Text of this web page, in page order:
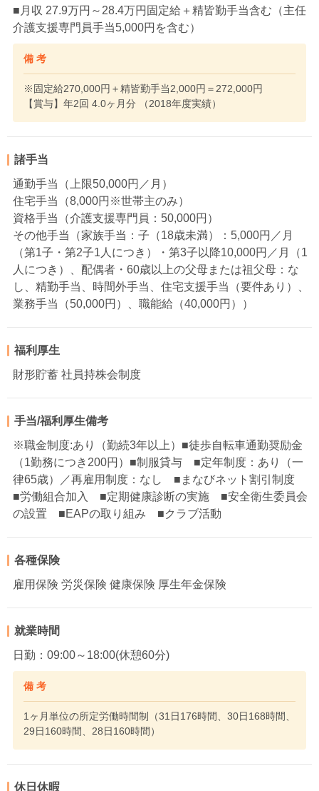
■月収 27.9万円～28.4万円固定給＋精皆勤手当含む（主任
介護支援専門員手当5,000円を含む）
備 考
※固定給270,000円＋精皆勤手当2,000円＝272,000円
【賞与】年2回 4.0ヶ月分 （2018年度実績）
諸手当
通勤手当（上限50,000円／月）
住宅手当（8,000円※世帯主のみ）
資格手当（介護支援専門員：50,000円）
その他手当（家族手当：子（18歳未満）：5,000円／月
（第1子・第2子1人につき）・第3子以降10,000円／月（1
人につき）、配偶者・60歳以上の父母または祖父母：な
し、精勤手当、時間外手当、住宅支援手当（要件あり）、
業務手当（50,000円）、職能給（40,000円））
福利厚生
財形貯蓄 社員持株会制度
手当/福利厚生備考
※職金制度:あり（勤続3年以上）■徒歩自転車通勤奨励金
（1勤務につき200円）■制服貸与 ■定年制度：あり（一
律65歳）／再雇用制度：なし ■まなびネット割引制度
■労働組合加入 ■定期健康診断の実施 ■安全衛生委員会
の設置 ■EAPの取り組み ■クラブ活動
各種保険
雇用保険 労災保険 健康保険 厚生年金保険
就業時間
日勤：09:00～18:00(休憩60分)
備 考
1ヶ月単位の所定労働時間制（31日176時間、30日168時間、
29日160時間、28日160時間）
休日休暇